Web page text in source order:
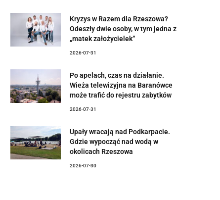
Kryzys w Razem dla Rzeszowa?
Odeszły dwie osoby, w tym jedna z
„matek założycielek”
2026-07-31
Po apelach, czas na działanie.
Wieża telewizyjna na Baranówce
może trafić do rejestru zabytków
2026-07-31
Upały wracają nad Podkarpacie.
Gdzie wypocząć nad wodą w
okolicach Rzeszowa
2026-07-30